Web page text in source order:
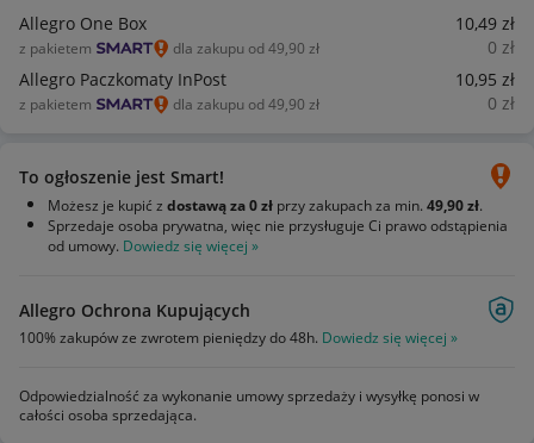
Allegro One Box 10,49 zł
z pakietem dla zakupu od 49,90 zł 0 zł
Allegro Paczkomaty InPost
10,95 zł
z pakietem dla zakupu od 49,90 zł 0 zł
To ogłoszenie jest Smart!
Możesz je kupić z dostawą za 0 zł przy zakupach za min. 49,90 zł.
Sprzedaje osoba prywatna, więc nie przysługuje Ci prawo odstąpienia
od umowy. Dowiedz się więcej »
Allegro Ochrona Kupujących
100% zakupów ze zwrotem pieniędzy do 48h. Dowiedz się więcej »
Odpowiedzialność za wykonanie umowy sprzedaży i wysyłkę ponosi w
całości osoba sprzedająca.